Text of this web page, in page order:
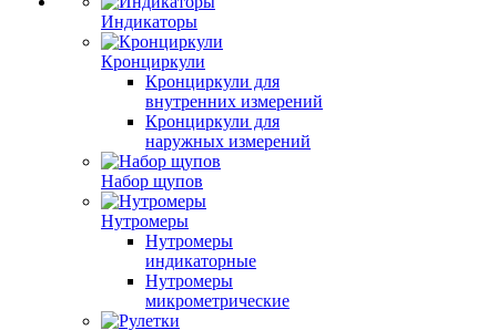
Индикаторы
Кронциркули
Кронциркули для
внутренних измерений
Кронциркули для
наружных измерений
Набор щупов
Нутромеры
Нутромеры
индикаторные
Нутромеры
микрометрические